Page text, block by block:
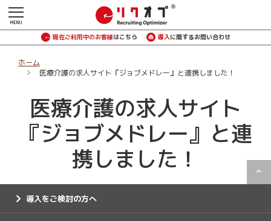
現在ご利用中のお客様はこちら 導入に関するお問い合わせ
ホーム
医療介護の求人サイト『ジョブメドレー』と連携しました！
医療介護の求人サイト
『ジョブメドレー』と連
携しました！
導入をご検討の方へ